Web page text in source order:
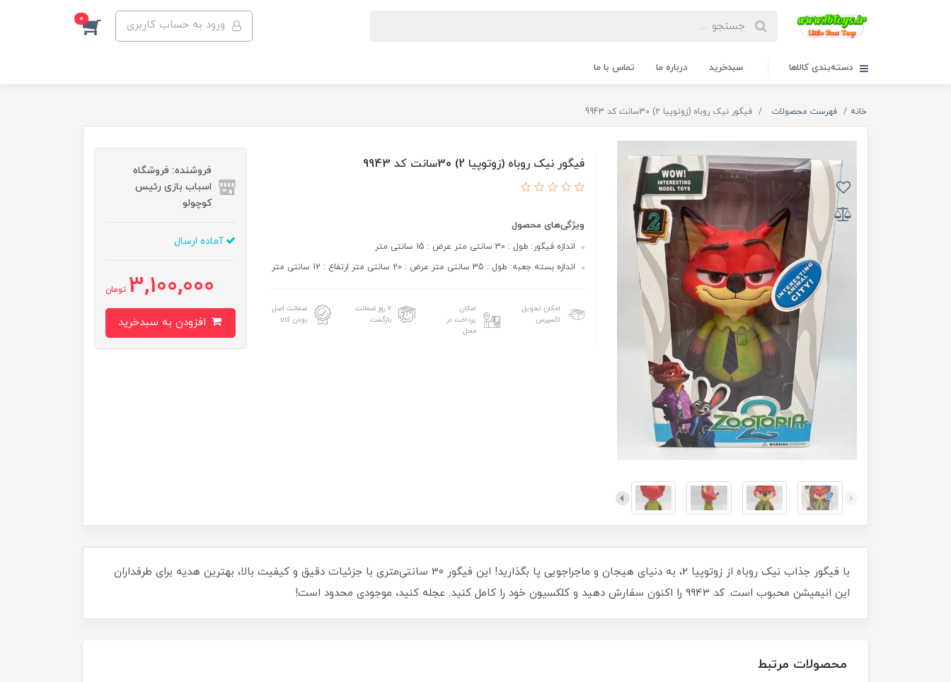
ورود به حساب کاربری 0
دسته‌بندی کالاها سبدخرید درباره ما تماس با ما
خانه فهرست محصولات فیگور نیک روباه (زوتوپیا 2) 30سانت کد 9943
فیگور نیک روباه (زوتوپیا 2) 30سانت کد 9943
ویژگی‌های محصول
اندازه فیگور: طول : 30 سانتی متر عرض : 15 سانتی متر
اندازه بسته جعبه: طول : 35 سانتی متر عرض : 20 سانتی متر ارتفاع : 12 سانتی متر
امکان تحویل
اکسپرس
امکان
پرداخت در
محل
۷ روز ضمانت
بازگشت
ضمانت اصل
بودن کالا
فروشنده: فروشگاه
اسباب بازی رئیس
کوچولو
آماده ارسال
3,100,000 تومان
با فیگور جذاب نیک روباه از زوتوپیا 2، به دنیای هیجان و ماجراجویی پا بگذارید! این فیگور 30 سانتی‌متری با جزئیات دقیق و کیفیت بالا، بهترین هدیه برای طرفداران
این انیمیشن محبوب است. کد 9943 را اکنون سفارش دهید و کلکسیون خود را کامل کنید. عجله کنید، موجودی محدود است!
محصولات مرتبط